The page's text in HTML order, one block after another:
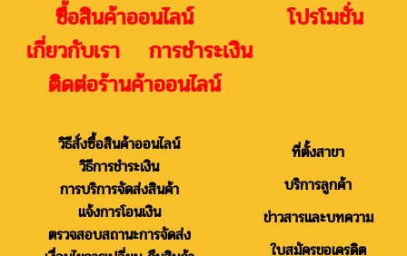
ซื้อสินค้าออนไลน์ โปรโมชั่น
เกี่ยวกับเรา การชำระเงิน
ติดต่อร้านค้าออนไลน์
วิธีสั่งซื้อสินค้าออนไลน์
วิธีการชำระเงิน
การบริการจัดส่งสินค้า
แจ้งการโอนเงิน
ตรวจสอบสถานะการจัดส่ง
ที่ตั้งสาขา
บริการลูกค้า
ข่าวสารและบทความ
ใบสมัครขอเครดิต